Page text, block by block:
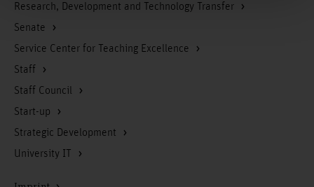
Research, Development and Technology Transfer
Senate
Service Center for Teaching Excellence
Staff
Staff Council
Start-up
Strategic Development
University IT